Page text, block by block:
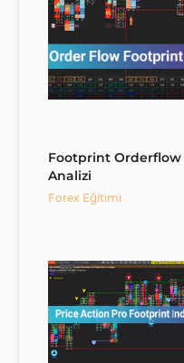
Footprint Orderflow
Analizi
Forex Eğitimi